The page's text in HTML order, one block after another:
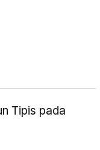
Tipis pada